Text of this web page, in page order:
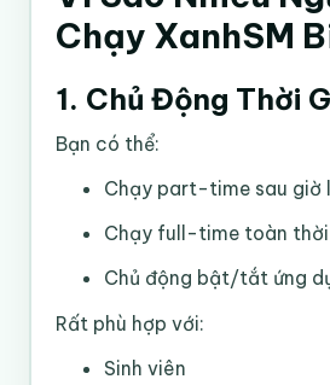
Chạy XanhSM
1. Chủ Động Thời
Bạn có thể:
Chạy part-time sau giờ
Chạy full-time toàn
Chủ động bật/tắt ứng
Rất phù hợp với:
Sinh viên